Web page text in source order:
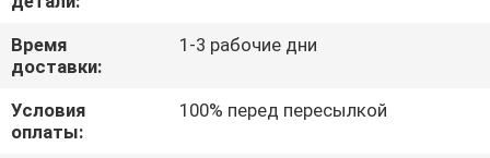
ФАБРИКЕ
ПРОВЕРКА
КАЧЕСТВА
Время
доставки:
1-3 рабочие дни
Условия
оплаты:
100% перед пересылкой